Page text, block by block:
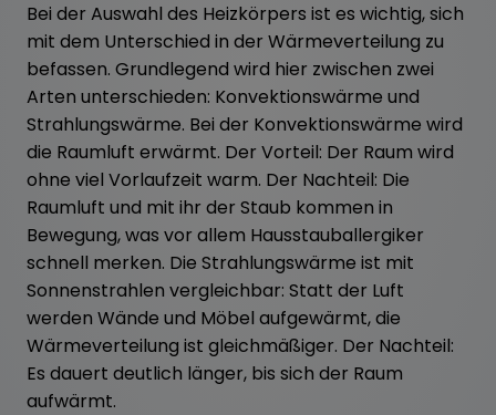
Bei der Auswahl des Heizkörpers ist es wichtig, sich
mit dem Unterschied in der Wärmeverteilung zu
befassen. Grundlegend wird hier zwischen zwei
Arten unterschieden: Konvektionswärme und
Strahlungswärme. Bei der Konvektionswärme wird
die Raumluft erwärmt. Der Vorteil: Der Raum wird
ohne viel Vorlaufzeit warm. Der Nachteil: Die
Raumluft und mit ihr der Staub kommen in
Bewegung, was vor allem Hausstauballergiker
schnell merken. Die Strahlungswärme ist mit
Sonnenstrahlen vergleichbar: Statt der Luft
werden Wände und Möbel aufgewärmt, die
Wärmeverteilung ist gleichmäßiger. Der Nachteil:
Es dauert deutlich länger, bis sich der Raum
aufwärmt.